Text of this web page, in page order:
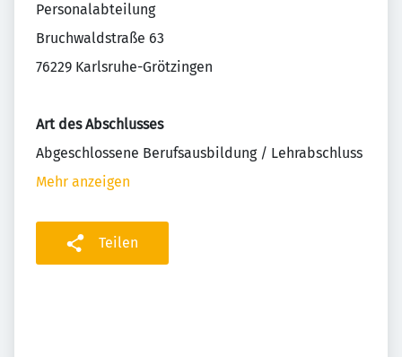
Personalabteilung
Bruchwaldstraße 63
76229 Karlsruhe-Grötzingen
Art des Abschlusses
Abgeschlossene Berufsausbildung / Lehrabschluss
Mehr anzeigen
Teilen